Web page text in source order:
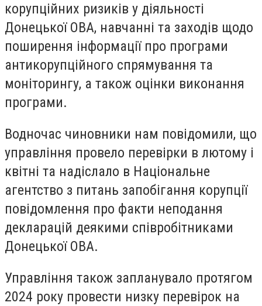
корупційних ризиків у діяльності
Донецької ОВА, навчанні та заходів щодо
поширення інформації про програми
антикорупційного спрямування та
моніторингу, а також оцінки виконання
програми.
Водночас чиновники нам повідомили, що
управління провело перевірки в лютому і
квітні та надіслало в Національне
агентство з питань запобігання корупції
повідомлення про факти неподання
декларацій деякими співробітниками
Донецької ОВА.
Управління також запланувало протягом
2024 року провести низку перевірок на